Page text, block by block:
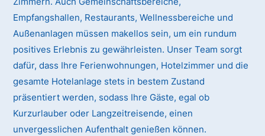
Empfangshallen, Restaurants, Wellnessbereiche und
Außenanlagen müssen makellos sein, um ein rundum
positives Erlebnis zu gewährleisten. Unser Team sorgt
dafür, dass Ihre Ferienwohnungen, Hotelzimmer und die
gesamte Hotelanlage stets in bestem Zustand
präsentiert werden, sodass Ihre Gäste, egal ob
Kurzurlauber oder Langzeitreisende, einen
unvergesslichen Aufenthalt genießen können.